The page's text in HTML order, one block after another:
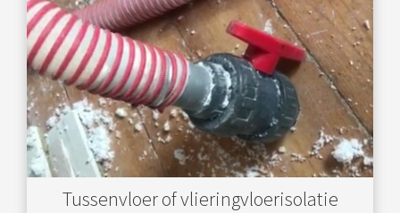
Tussenvloer of vlieringvloerisolatie